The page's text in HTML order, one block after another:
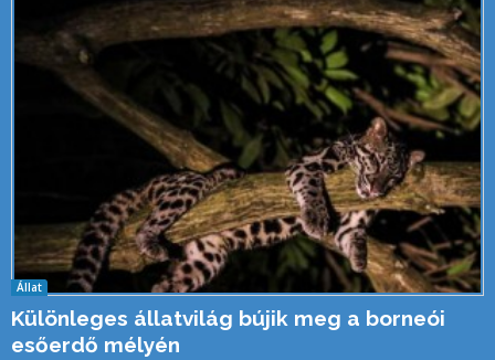
Állat
Különleges állatvilág bújik meg a borneói
esőerdő mélyén